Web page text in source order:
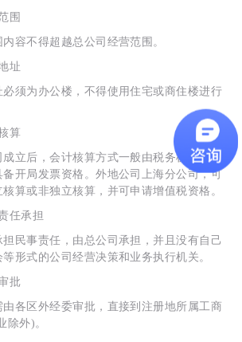
围
不得超越总公司经营范围。
址
为办公楼，不得使用住宅或商住楼进行
算
后，会计核算方式一般由税务机关核定
开局发票资格。外地公司上海分公司，可
算或非独立核算，并可申请增值税资格。
任承担
事责任，由总公司承担，并且没有自己
形式的公司经营决策和业务执行机关。
批
区外经委审批，直接到注册地所属工商
除外)。